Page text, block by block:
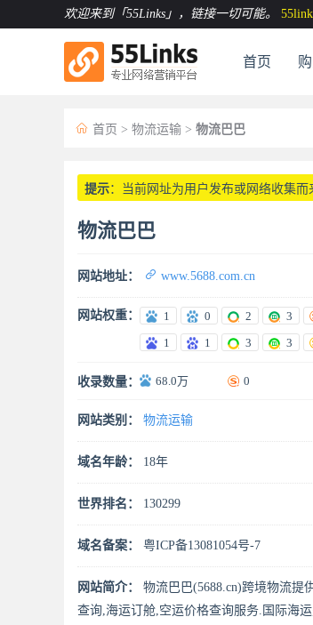
欢迎来到「55Links」 ，链接一切可能。
首页
 首页 > 物流运输 > 物流巴巴
提示：当前网址为用户发布或网络收集
物流巴巴
网站地址：  www.5688.com.cn
网站权重： 1 0 2 3
1
1 3 3
收录数量： 68.0万 0
网站类别： 物流运输
域名年龄： 18年
世界排名： 130299
域名备案： 粤ICP备13081054号-7
网站简介：
物流巴巴(5688.cn)跨境物流
查询,海运订舱,空运价格查询服务.国际海